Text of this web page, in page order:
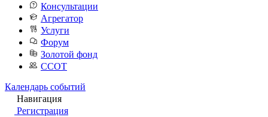
Консультации
Агрегатор
Услуги
Форум
Золотой фонд
ССОТ
Календарь событий
Навигация
Регистрация